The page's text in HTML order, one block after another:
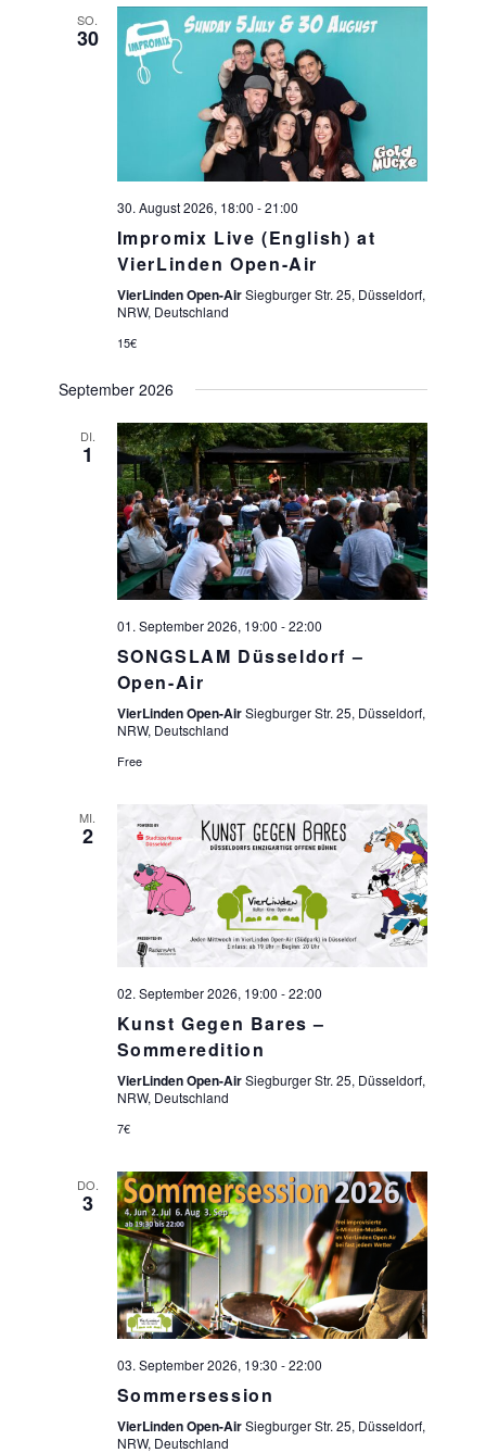
SO.
30
30. August 2026, 18:00 -21:00
Impromix Live (English) at
VierLinden Open-Air
VierLinden Open-AirSiegburger Str. 25, Düsseldorf,
NRW, Deutschland
15€
September 2026
DI.
1
01. September 2026, 19:00 -22:00
SONGSLAM Düsseldorf –
Open-Air
VierLinden Open-AirSiegburger Str. 25, Düsseldorf,
NRW, Deutschland
Free
MI.
2
02. September 2026, 19:00 -22:00
Kunst Gegen Bares –
Sommeredition
VierLinden Open-AirSiegburger Str. 25, Düsseldorf,
NRW, Deutschland
7€
DO.
3
03. September 2026, 19:30 -22:00
Sommersession
VierLinden Open-AirSiegburger Str. 25, Düsseldorf,
NRW, Deutschland